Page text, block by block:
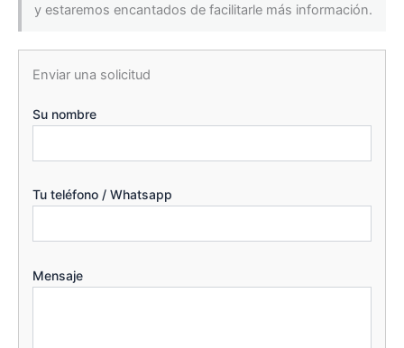
y estaremos encantados de facilitarle más información.
Enviar una solicitud
Su nombre
Tu teléfono / Whatsapp
Mensaje